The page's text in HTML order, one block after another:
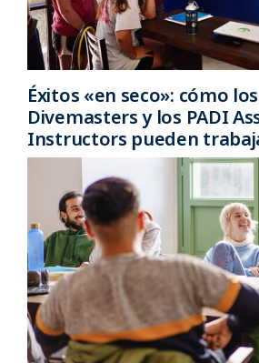
Éxitos «en seco»: cómo
Divemasters y los PADI
Instructors pueden